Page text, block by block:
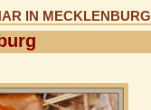
IN MECKLENBURG